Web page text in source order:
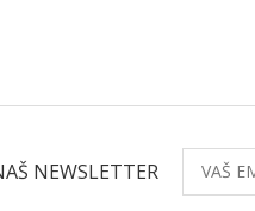
NEWSLETTER